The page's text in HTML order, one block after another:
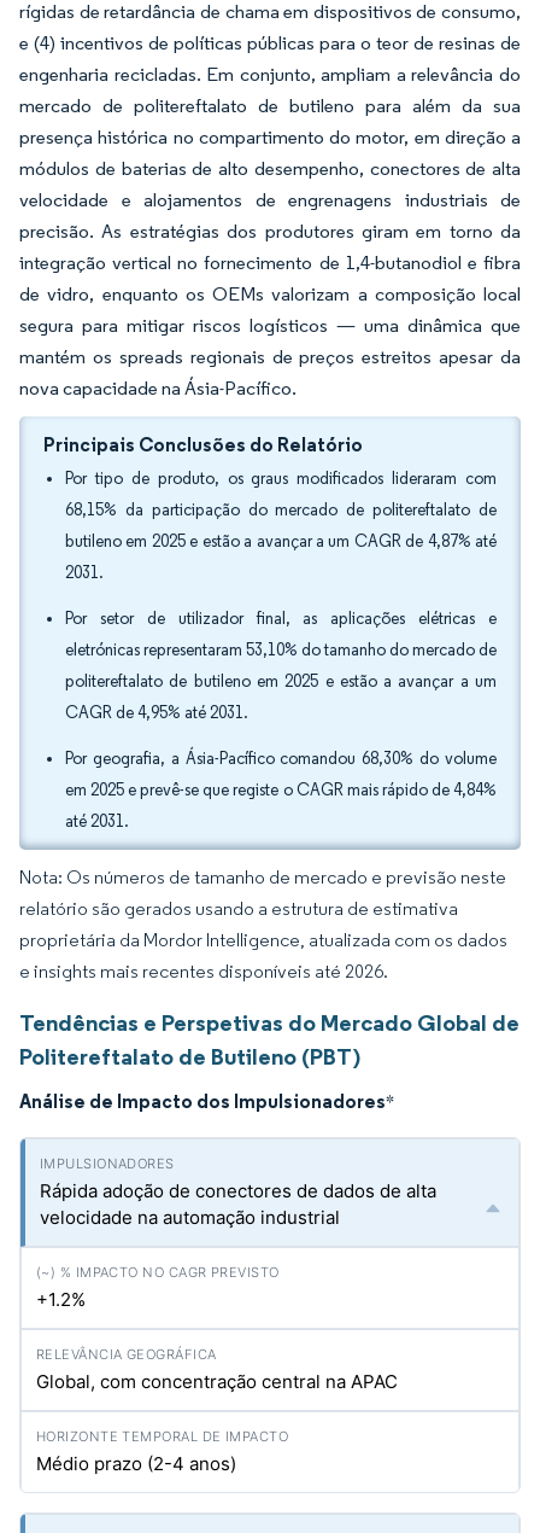
rígidas de retardância de chama em dispositivos de consumo,
e (4) incentivos de políticas públicas para o teor de resinas de
engenharia recicladas. Em conjunto, ampliam a relevância do
mercado de politereftalato de butileno para além da sua
presença histórica no compartimento do motor, em direção a
módulos de baterias de alto desempenho, conectores de alta
velocidade e alojamentos de engrenagens industriais de
precisão. As estratégias dos produtores giram em torno da
integração vertical no fornecimento de 1,4-butanodiol e fibra
de vidro, enquanto os OEMs valorizam a composição local
segura para mitigar riscos logísticos — uma dinâmica que
mantém os spreads regionais de preços estreitos apesar da
nova capacidade na Ásia-Pacífico.
Principais Conclusões do Relatório
Por tipo de produto, os graus modificados lideraram com
68,15% da participação do mercado de politereftalato de
butileno em 2025 e estão a avançar a um CAGR de 4,87% até
2031.
Por setor de utilizador final, as aplicações elétricas e
eletrónicas representaram 53,10% do tamanho do mercado de
politereftalato de butileno em 2025 e estão a avançar a um
CAGR de 4,95% até 2031.
Por geografia, a Ásia-Pacífico comandou 68,30% do volume
em 2025 e prevê-se que registe o CAGR mais rápido de 4,84%
até 2031.
Nota: Os números de tamanho de mercado e previsão neste
relatório são gerados usando a estrutura de estimativa
proprietária da Mordor Intelligence, atualizada com os dados
e insights mais recentes disponíveis até 2026.
Tendências e Perspetivas do Mercado Global de
Politereftalato de Butileno (PBT)
Análise de Impacto dos Impulsionadores*
Rápida adoção de conectores de dados de alta
velocidade na automação industrial
+1.2%
Global, com concentração central na APAC
Médio prazo (2-4 anos)